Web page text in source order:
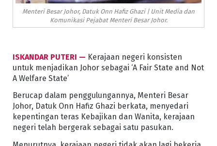
Menteri Besar Johor, Datuk Onn Hafiz Ghazi | Unit Media dan
Komunikasi Pejabat Menteri Besar Johor.
ISKANDAR PUTERI — Kerajaan negeri konsisten
untuk menjadikan Johor sebagai ‘A Fair State and Not
A Welfare State’
Berucap dalam penggulungannya, Menteri Besar
Johor, Datuk Onn Hafiz Ghazi berkata, menyedari
kepentingan teras Kebajikan dan Wanita, kerajaan
negeri telah bergerak sebagai satu pasukan.